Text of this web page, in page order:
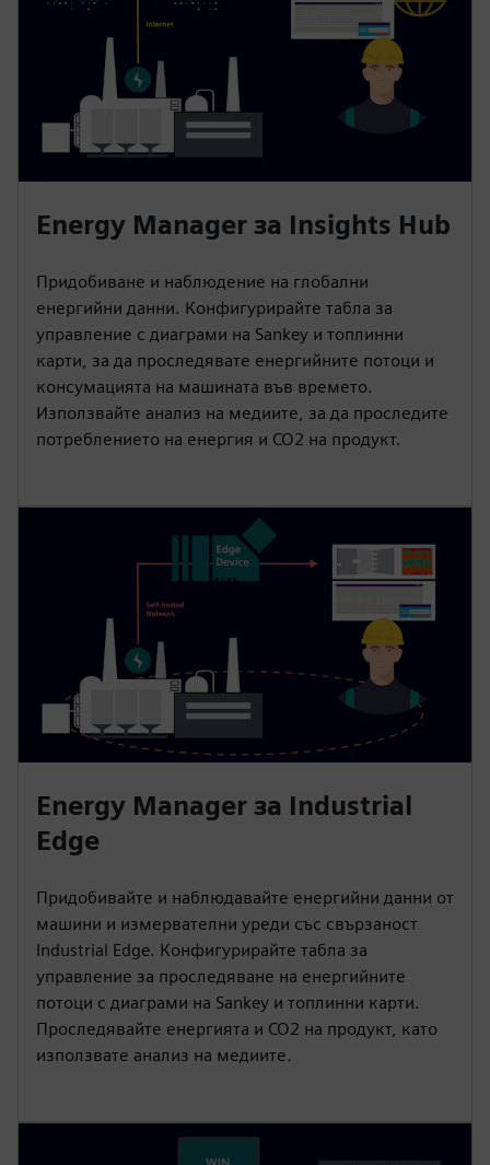
Energy Manager за Insights Hub
Придобиване и наблюдение на глобални
енергийни данни. Конфигурирайте табла за
управление с диаграми на Sankey и топлинни
карти, за да проследявате енергийните потоци и
консумацията на машината във времето.
Използвайте анализ на медиите, за да проследите
потреблението на енергия и CO2 на продукт.
Energy Manager за Industrial
Edge
Придобивайте и наблюдавайте енергийни данни от
машини и измервателни уреди със свързаност
Industrial Edge. Конфигурирайте табла за
управление за проследяване на енергийните
потоци с диаграми на Sankey и топлинни карти.
Проследявайте енергията и CO2 на продукт, като
използвате анализ на медиите.